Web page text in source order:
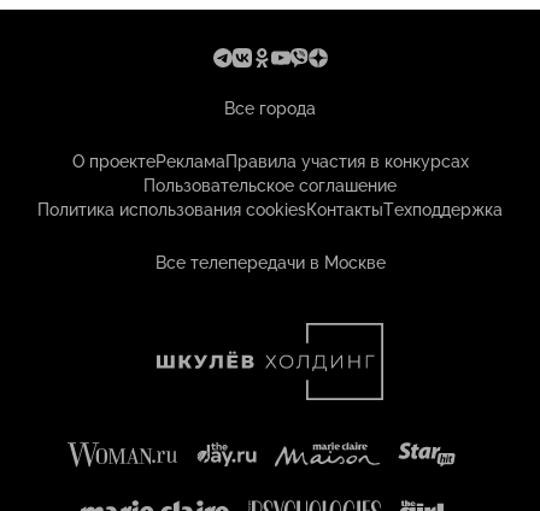
Все города
О проектеРекламаПравила участия в конкурсах
Пользовательское соглашение
Политика использования cookiesКонтактыТехподдержка
Все телепередачи в Москве